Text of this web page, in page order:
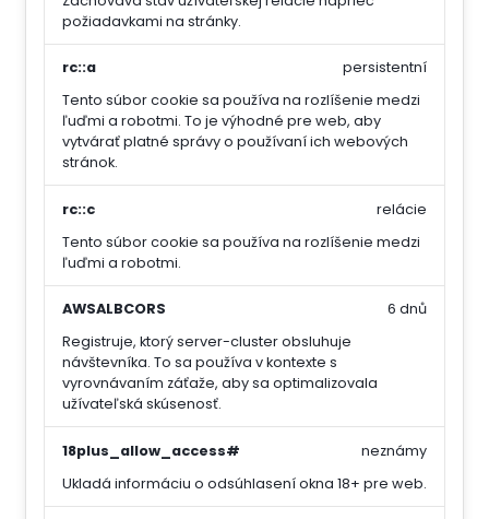
požiadavkami na stránky.
rc::a
Tento súbor cookie sa používa na rozlíšenie medzi
ľuďmi a robotmi. To je výhodné pre web, aby
vytvárať platné správy o používaní ich webových
stránok.
persistentní
rc::c
Tento súbor cookie sa používa na rozlíšenie medzi
ľuďmi a robotmi.
relácie
AWSALBCORS
Registruje, ktorý server-cluster obsluhuje
návštevníka. To sa používa v kontexte s
vyrovnávaním záťaže, aby sa optimalizovala
užívateľská skúsenosť.
6 dnů
18plus_allow_access#
Ukladá informáciu o odsúhlasení okna 18+ pre web.
neznámy